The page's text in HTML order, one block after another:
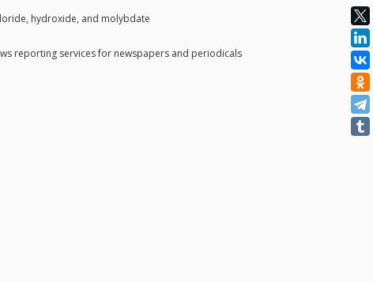
hydroxide, and molybdate
reporting services for newspapers and periodicals